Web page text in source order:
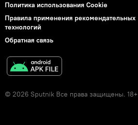
Политика использования Cookie
Правила применения рекомендательных
технологий
Обратная связь
© 2026 Sputnik Все права защищены. 18+